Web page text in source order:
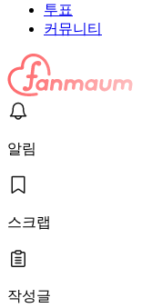
투표
커뮤니티
알림
스크랩
작성글